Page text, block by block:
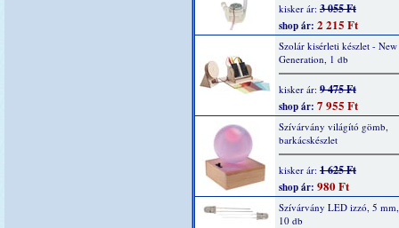
kisker ár: 3 055 Ft
shop ár: 2 215 Ft
Szolár kisérleti készlet - New
Generation, 1 db
kisker ár: 9 475 Ft
shop ár: 7 955 Ft
Szívárvány világító gömb,
barkácskészlet
kisker ár: 1 625 Ft
shop ár: 980 Ft
Szívárvány LED izzó, 5
10 db